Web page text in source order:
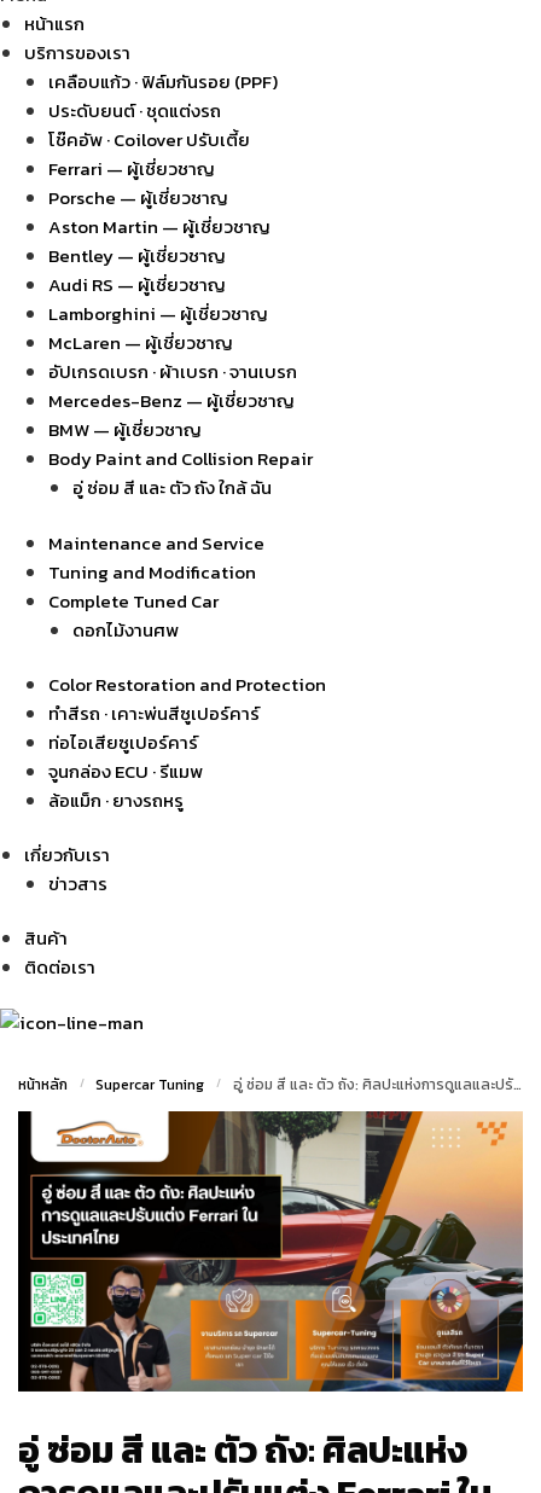
หน้าแรก
บริการของเรา
เคลือบแก้ว · ฟิล์มกันรอย (PPF)
ประดับยนต์ · ชุดแต่งรถ
โช๊คอัพ · Coilover ปรับเตี้ย
Ferrari — ผู้เชี่ยวชาญ
Porsche — ผู้เชี่ยวชาญ
Aston Martin — ผู้เชี่ยวชาญ
Bentley — ผู้เชี่ยวชาญ
Audi RS — ผู้เชี่ยวชาญ
Lamborghini — ผู้เชี่ยวชาญ
McLaren — ผู้เชี่ยวชาญ
อัปเกรดเบรก · ผ้าเบรก · จานเบรก
Mercedes-Benz — ผู้เชี่ยวชาญ
BMW — ผู้เชี่ยวชาญ
Body Paint and Collision Repair
อู่ ซ่อม สี และ ตัว ถัง ใกล้ ฉัน
Maintenance and Service
Tuning and Modification
Complete Tuned Car
ดอกไม้งานศพ
Color Restoration and Protection
ทำสีรถ · เคาะพ่นสีซูเปอร์คาร์
ท่อไอเสียซูเปอร์คาร์
จูนกล่อง ECU · รีแมพ
ล้อแม็ก · ยางรถหรู
เกี่ยวกับเรา
ข่าวสาร
สินค้า
ติดต่อเรา
หน้าหลัก / Supercar Tuning / อู่ ซ่อม สี และ ตัว ถัง: ศิลปะแห่งการดูแลและปรับแต่ง Ferrari ในประเทศไทย
อู่ ซ่อม สี และ ตัว ถัง: ศิลปะแห่ง